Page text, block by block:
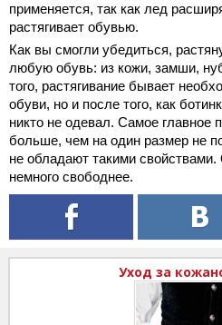
применяется, так как лед
растягивает обувью.
Как вы смогли убедиться,
любую обувь: из кожи, замши,
того, растягивание бывает
обуви, но и после того, как
никто не одевал. Самое главное
больше, чем на один размер не
не обладают такими
немного свободнее.
Уход за